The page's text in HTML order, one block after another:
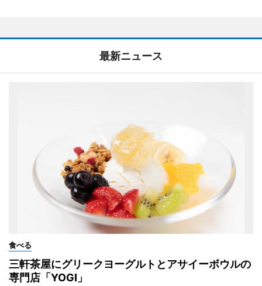
最新ニュース
食べる
三軒茶屋にグリークヨーグルトとアサイーボウルの
専門店「YOGI」